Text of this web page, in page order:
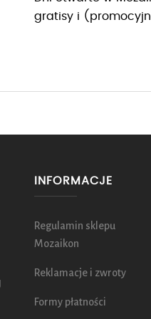
gratisy i
INFORMACJE
Regulamin sklepu
Mozaikon
Reklamacje i zwroty
Formy płatności